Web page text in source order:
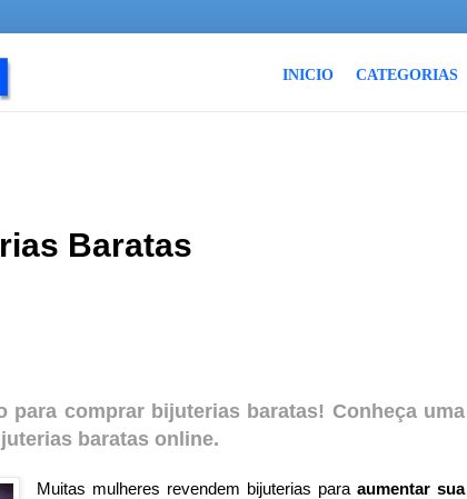
INICIO CATEGORIAS
Baratas
para comprar bijuterias baratas! Conheça uma
baratas online.
Muitas mulheres revendem bijuterias paraaumentar sua